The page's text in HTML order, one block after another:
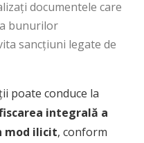
documentele care
bunurilor
sancțiuni legate de
poate conduce la
integrală a
mod ilicit, conform